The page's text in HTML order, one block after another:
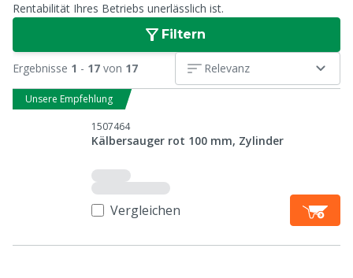
Rentabilität Ihres Betriebs unerlässlich ist.
Filtern
Ergebnisse 1 - 17 von 17 Relevanz
Unsere Empfehlung
1507464
Kälbersauger rot 100 mm, Zylinder
Vergleichen